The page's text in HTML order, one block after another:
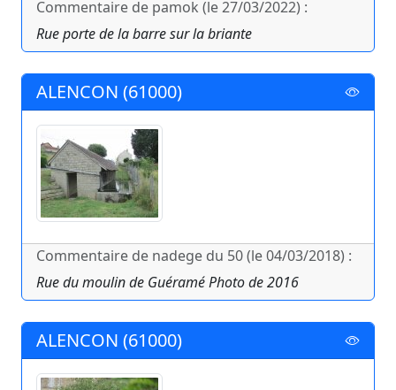
Commentaire de pamok (le 27/03/2022) :
Rue porte de la barre sur la briante
ALENCON (61000)
Commentaire de nadege du 50 (le 04/03/2018) :
Rue du moulin de Guéramé Photo de 2016
ALENCON (61000)